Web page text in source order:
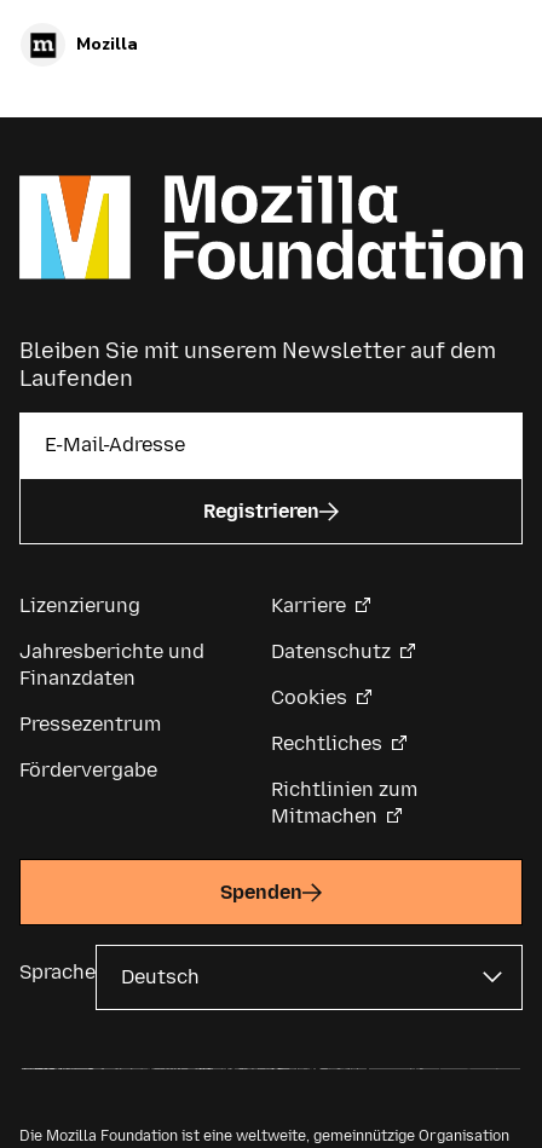
Mozilla
Bleiben Sie mit unserem Newsletter auf dem
Laufenden
Registrieren
Lizenzierung
Jahresberichte und
Finanzdaten
Pressezentrum
Fördervergabe
Karriere
Datenschutz
Cookies
Rechtliches
Richtlinien zum
Mitmachen
Spenden
Sprache
Die Mozilla Foundation ist eine weltweite, gemeinnützige Organisation